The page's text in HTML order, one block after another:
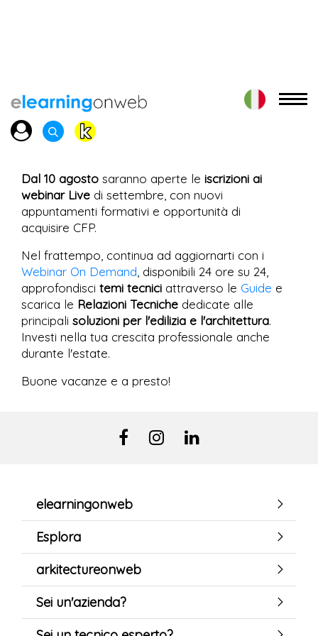
Dal 10 agosto saranno aperte le iscrizioni ai
webinar Live di settembre, con nuovi
appuntamenti formativi e opportunità di
acquisire CFP.
Nel frattempo, continua ad aggiornarti con i
Webinar On Demand , disponibili 24 ore su 24,
approfondisci temi tecnici attraverso le Guide e
scarica le Relazioni Tecniche dedicate alle
principali soluzioni per l'edilizia e l'architettura.
Investi nella tua crescita professionale anche
durante l'estate.
Buone vacanze e a presto!
elearningonweb
Esplora
arkitectureonweb
Sei un'azienda?